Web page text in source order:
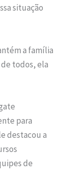
situação
a família
todos, ela
para
destacou a
de